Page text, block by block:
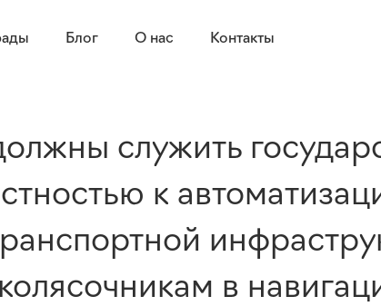
Блог О нас Контакты
служить
к
в